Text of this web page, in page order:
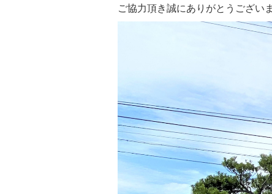
ご協力頂き誠にありがとうござい